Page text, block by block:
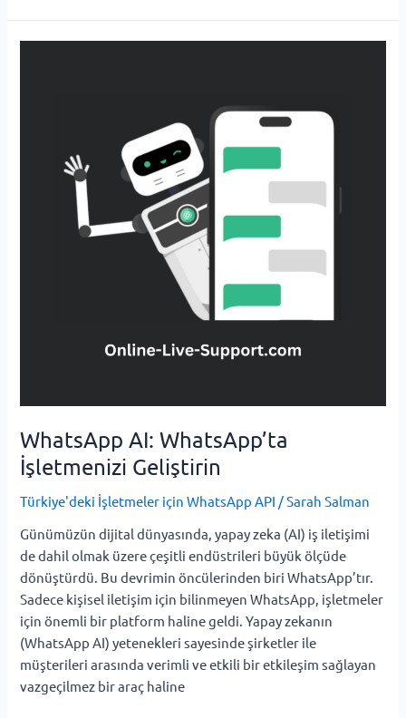
WhatsApp AI: WhatsApp’ta
İşletmenizi Geliştirin
Türkiye'deki İşletmeler için WhatsApp API /Sarah Salman
Günümüzün dijital dünyasında, yapay zeka (AI) iş iletişimi
de dahil olmak üzere çeşitli endüstrileri büyük ölçüde
dönüştürdü. Bu devrimin öncülerinden biri WhatsApp’tır.
Sadece kişisel iletişim için bilinmeyen WhatsApp, işletmeler
için önemli bir platform haline geldi. Yapay zekanın
(WhatsApp AI) yetenekleri sayesinde şirketler ile
müşterileri arasında verimli ve etkili bir etkileşim sağlayan
vazgeçilmez bir araç haline